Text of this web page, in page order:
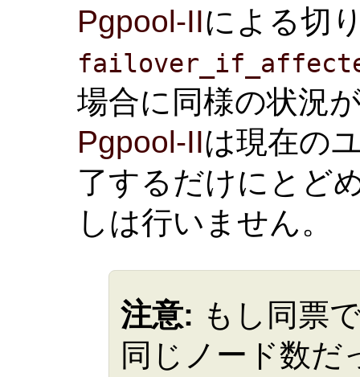
Pgpool-IIによる切
場合に同様の状況
Pgpool-IIは現在の
了するだけにとど
しは行いません。
注意: もし同票
同じノード数だ